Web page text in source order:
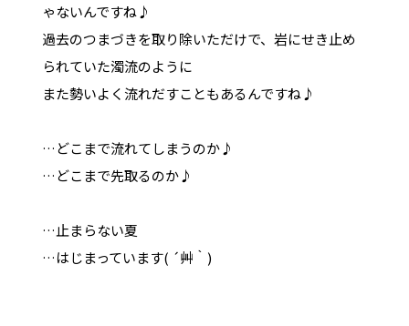
ゃないんですね♪
過去のつまづきを取り除いただけで、岩にせき止め
られていた濁流のように
また勢いよく流れだすこともあるんですね♪
…どこまで流れてしまうのか♪
…どこまで先取るのか♪
…止まらない夏
…はじまっています( ´艸｀)